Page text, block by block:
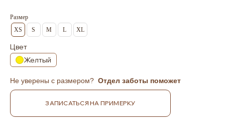
Размер
XS
S M L XL
Цвет
Желтый
Не уверены с размером? Отдел заботы поможет
ЗАПИСАТЬСЯ НА ПРИМЕРКУ